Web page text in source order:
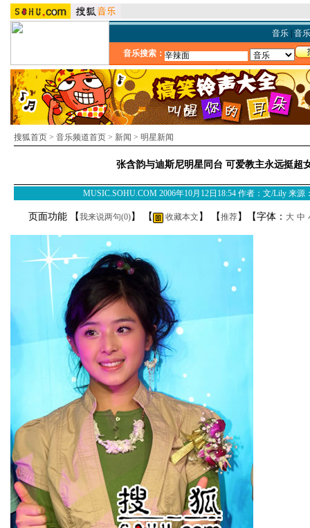
音乐| 音
音乐搜索：
搜狐首页 > 音乐频道首页 > 新闻 > 明星新闻
张含韵与迪斯尼明星同台 可爱教主永远挺超
MUSIC.SOHU.COM 2006年10月12日18:54 作者：文/Lily 来源
页面功能 【我来说两句(0)】 【 收藏本文 】 【推荐】【字体： 大 中